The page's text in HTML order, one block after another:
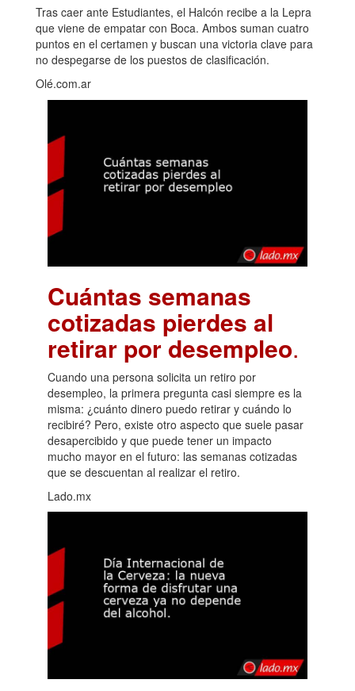
Tras caer ante Estudiantes, el Halcón recibe a la Lepra
que viene de empatar con Boca. Ambos suman cuatro
puntos en el certamen y buscan una victoria clave para
no despegarse de los puestos de clasificación.
Olé.com.ar
Cuántas semanas
cotizadas pierdes al
retirar por desempleo.
Cuando una persona solicita un retiro por
desempleo, la primera pregunta casi siempre es la
misma: ¿cuánto dinero puedo retirar y cuándo lo
recibiré? Pero, existe otro aspecto que suele pasar
desapercibido y que puede tener un impacto
mucho mayor en el futuro: las semanas cotizadas
que se descuentan al realizar el retiro.
Lado.mx